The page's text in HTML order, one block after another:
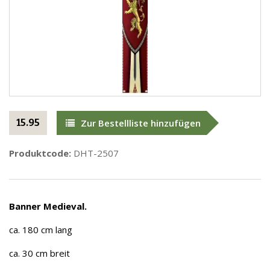
15.95 Zur Bestellliste hinzufügen
Produktcode: DHT-2507
Banner Medieval.
ca. 180 cm lang
ca. 30 cm breit